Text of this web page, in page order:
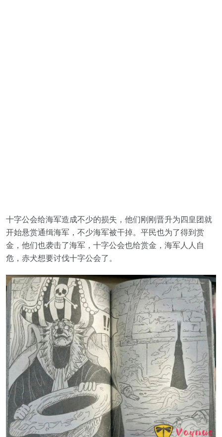
十字公会给海军造成不少的损失，他们刚刚晋升为四皇团就
开始悬赏通缉海军，不少海军被干掉。平民也为了得到赏
金，他们也袭击了海军，十字公会也给赏金，海军人人自
危，赤犬想要讨伐十字公会了。